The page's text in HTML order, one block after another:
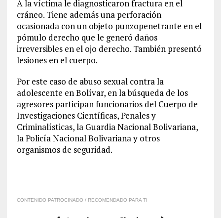
A la víctima le diagnosticaron fractura en el
cráneo. Tiene además una perforación
ocasionada con un objeto punzopenetrante en el
pómulo derecho que le generó daños
irreversibles en el ojo derecho. También presentó
lesiones en el cuerpo.
Por este caso de abuso sexual contra la
adolescente en Bolívar, en la búsqueda de los
agresores participan funcionarios del Cuerpo de
Investigaciones Científicas, Penales y
Criminalísticas, la Guardia Nacional Bolivariana,
la Policía Nacional Bolivariana y otros
organismos de seguridad.
CONTENIDO PATROCINADO / RECOMENDADO PARA TI